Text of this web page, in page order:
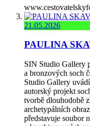
21.05.2026
PAULINA
SIN Studio Gallery
a bronzových soch
Studio Gallery
autorský projekt
tvorbě dlouhodobě
archetypálních
představuje soubor